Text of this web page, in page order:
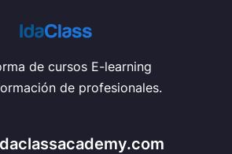
de cursos E-learning
de profesionales.